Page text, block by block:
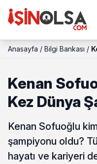
Anasayfa / Bilgi Bankası /
Kenan
Kez Dünya
Kenan Sofuoğlu
şampiyonu oldu?
hayatı ve kariyeri